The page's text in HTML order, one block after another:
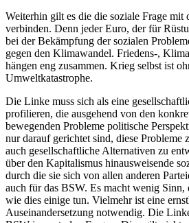
Weiterhin gilt es die die soziale Frage mit
verbinden. Denn jeder Euro, der für
bei der Bekämpfung der sozialen
gegen den Klimawandel. Friedens-,
hängen eng zusammen. Krieg selbst ist
Umweltkatastrophe.
Die Linke muss sich als eine
profilieren, die ausgehend von den
bewegenden Probleme politische
nur darauf gerichtet sind, diese Probleme
auch gesellschaftliche Alternativen zu
über den Kapitalismus hinausweisende
durch die sie sich von allen anderen
auch für das BSW. Es macht wenig Sinn,
wie dies einige tun. Vielmehr ist eine
Auseinandersetzung notwendig. Die